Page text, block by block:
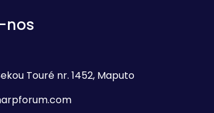
nos
Touré nr. 1452, Maputo